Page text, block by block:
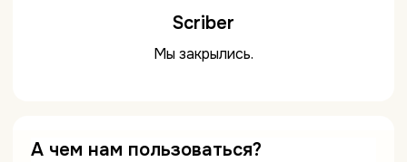
Scriber
Мы закрылись.
А чем нам пользоваться?